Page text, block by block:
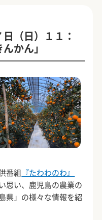
（日）１１：
かん」
番組 『たわわのわ』
思い、鹿児島の農業の
県」の様々な情報を紹